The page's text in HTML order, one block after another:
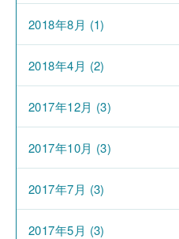
2018年8月 (1)
2018年4月 (2)
2017年12月 (3)
2017年10月 (3)
2017年7月 (3)
2017年5月 (3)